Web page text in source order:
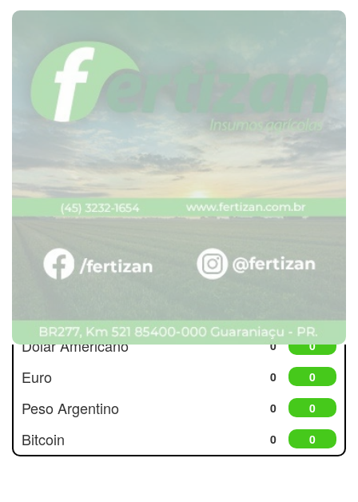
Dólar Americano 0 0
Euro 0 0
Peso Argentino 0 0
Bitcoin 0 0